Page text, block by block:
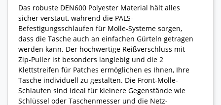
Das robuste DEN600 Polyester Material hält alles
sicher verstaut, während die PALS-
Befestigungsschlaufen für Molle-Systeme sorgen,
dass die Tasche auch an einfachen Gürteln getragen
werden kann. Der hochwertige Reißverschluss mit
Zip-Puller ist besonders langlebig und die 2
Klettstreifen für Patches ermöglichen es Ihnen, Ihre
Tasche individuell zu gestalten. Die Front-Molle-
Schlaufen sind ideal für kleinere Gegenstände wie
Schlüssel oder Taschenmesser und die Netz-